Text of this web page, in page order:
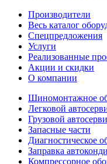
Производители
Весь каталог
Спецпредложения
Услуги
Реализованные
Акции и скидки
О компании
Шиномонтажное
Легковой
Грузовой
Запасные части
Диагностическое
Заправка
Компрессорное